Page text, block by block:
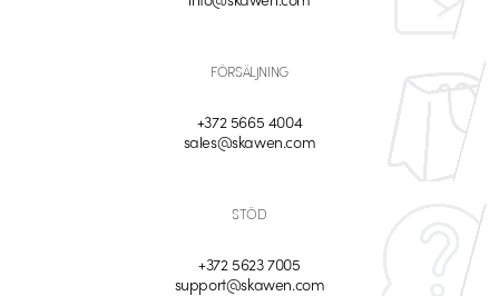
FÖRSÄLJNING
+372 5665 4004
sales@skawen.com
STÖD
+372 5623 7005
support@skawen.com